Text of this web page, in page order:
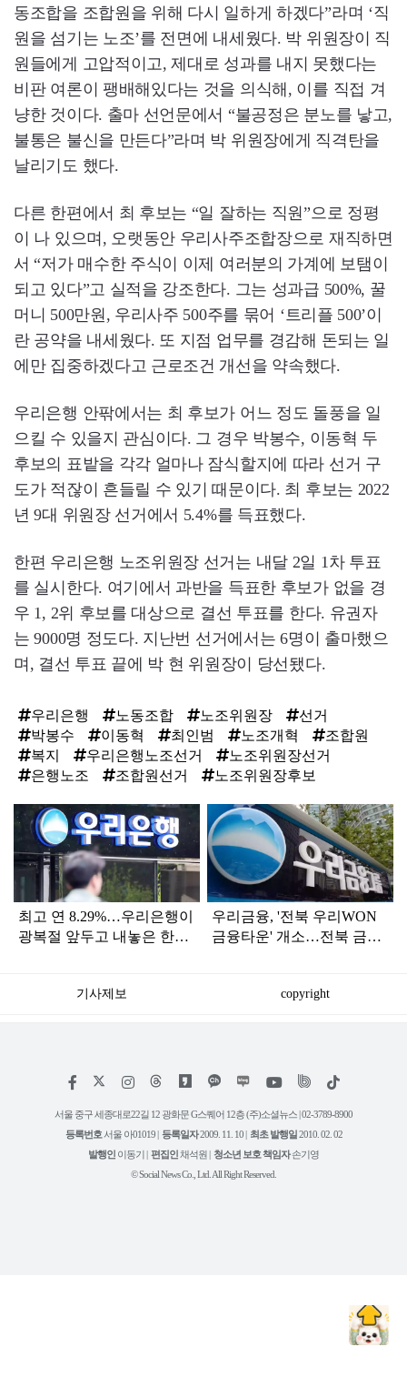
동조합을 조합원을 위해 다시 일하게 하겠다”라며 ‘직
원을 섬기는 노조’를 전면에 내세웠다. 박 위원장이 직
원들에게 고압적이고, 제대로 성과를 내지 못했다는
비판 여론이 팽배해있다는 것을 의식해, 이를 직접 겨
냥한 것이다. 출마 선언문에서 “불공정은 분노를 낳고,
불통은 불신을 만든다”라며 박 위원장에게 직격탄을
날리기도 했다.
다른 한편에서 최 후보는 “일 잘하는 직원”으로 정평
이 나 있으며, 오랫동안 우리사주조합장으로 재직하면
서 “저가 매수한 주식이 이제 여러분의 가계에 보탬이
되고 있다”고 실적을 강조한다. 그는 성과급 500%, 꿀
머니 500만원, 우리사주 500주를 묶어 ‘트리플 500’이
란 공약을 내세웠다. 또 지점 업무를 경감해 돈되는 일
에만 집중하겠다고 근로조건 개선을 약속했다.
우리은행 안팎에서는 최 후보가 어느 정도 돌풍을 일
으킬 수 있을지 관심이다. 그 경우 박봉수, 이동혁 두
후보의 표밭을 각각 얼마나 잠식할지에 따라 선거 구
도가 적잖이 흔들릴 수 있기 때문이다. 최 후보는 2022
년 9대 위원장 선거에서 5.4%를 득표했다.
한편 우리은행 노조위원장 선거는 내달 2일 1차 투표
를 실시한다. 여기에서 과반을 득표한 후보가 없을 경
우 1, 2위 후보를 대상으로 결선 투표를 한다. 유권자
는 9000명 정도다. 지난번 선거에서는 6명이 출마했으
며, 결선 투표 끝에 박 현 위원장이 당선됐다.
우리은행 노동조합 노조위원장
선거
박봉수
이동혁 최인범 노조개혁
조합원
복지
우리은행노조선거
노조위원장선거
은행노조
조합원선거 노조위원장후보
탑
라
최고 연 8.29%…우리은행이
광복절 앞두고 내놓은 한정
우리금융, '전북 우리WON
금융타운' 개소…전북 금융
기사제보 copyright
페
스
인
타
램
위
트
유
튜
틱
서울 중구 세종대로22길 12 광화문 G스퀘어 12층 (주)소셜뉴스 | 02-3789-8900
등록번호서울 아01019 | 등록일자2009. 11. 10 | 최초 발행일 2010. 02. 02
발행인 이동기 | 편집인채석원 | 청소년 보호 책임자손기영
© Social News Co., Ltd. All Right Reserved.